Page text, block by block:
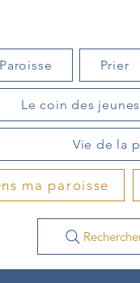
Prier
Le coin des
Vie de la
ma paroisse